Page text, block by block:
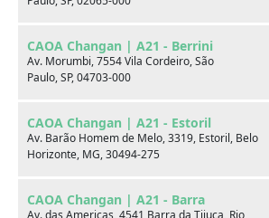
CAOA Changan | A21 - Berrini
Av. Morumbi, 7554 Vila Cordeiro, São
Paulo, SP, 04703-000
CAOA Changan | A21 - Estoril
Av. Barão Homem de Melo, 3319, Estoril, Belo
Horizonte, MG, 30494-275
CAOA Changan | A21 - Barra
Av. das Americas, 4541 Barra da Tijuca, Rio
Seminovos em destaque